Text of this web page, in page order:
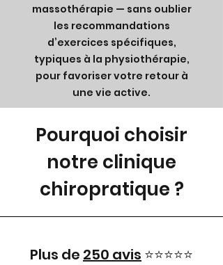
massothérapie — sans oublier
les recommandations
d’exercices spécifiques,
typiques à la physiothérapie,
pour favoriser votre retour à
une vie active.
Pourquoi choisir
notre clinique
chiropratique ?
Plus de 250 avis ⭐️⭐️⭐️⭐️⭐️